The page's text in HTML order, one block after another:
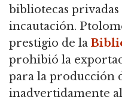
bibliotecas
incautación.
prestigio de la
prohibió la
para la producción
inadvertidamente